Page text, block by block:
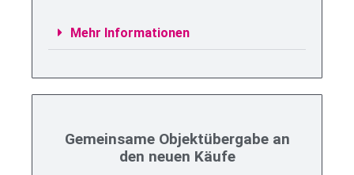
Mehr Informationen
Gemeinsame Objektübergabe an
den neuen Käufe